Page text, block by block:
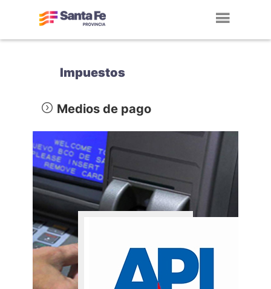
Impuestos
Medios de pago